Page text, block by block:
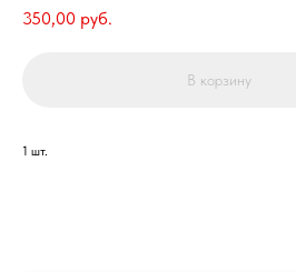
350,00 руб.
В корзину
1 шт.